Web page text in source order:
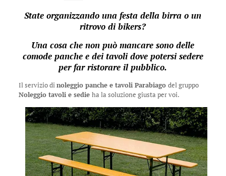
State organizzando una festa della birra o un
ritrovo di bikers?
Una cosa che non può mancare sono delle
comode panche e dei tavoli dove potersi sedere
per far ristorare il pubblico.
Il servizio dinoleggio panche e tavoli Parabiago del gruppo
Noleggio tavoli e sedie ha la soluzione giusta per voi.